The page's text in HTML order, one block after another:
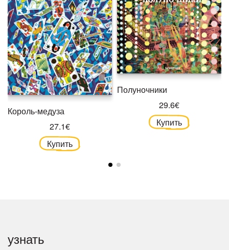
Король-медуза
27.1€
Купить
Полуночники
29.6€
Купить
узнать